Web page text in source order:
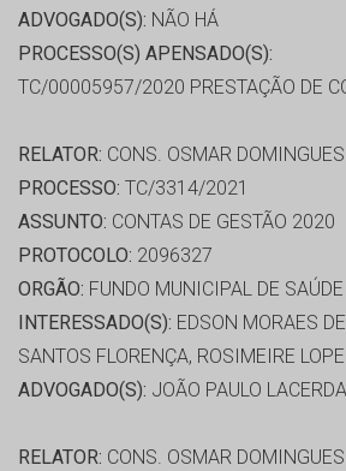
ADVOGADO(S): NÃO HÁ
PROCESSO(S) APENSADO(S):
TC/00005957/2020 PRESTAÇÃO DE
RELATOR: CONS. OSMAR
PROCESSO: TC/3314/2021
ASSUNTO: CONTAS DE GESTÃO 2020
PROTOCOLO: 2096327
ORGÃO: FUNDO MUNICIPAL DE
INTERESSADO(S): EDSON MORAES
SANTOS FLORENÇA, ROSIMEIRE
ADVOGADO(S): JOÃO PAULO
RELATOR: CONS. OSMAR